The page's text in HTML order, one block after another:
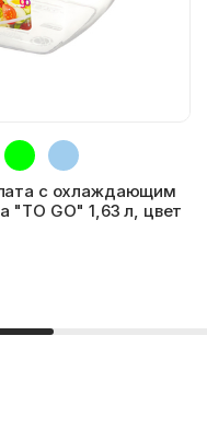
с охлаждающим
"TO GO" 1,63 л, цвет